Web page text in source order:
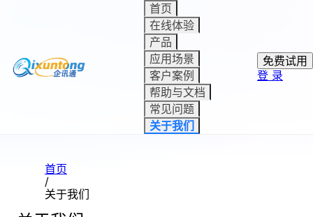
首页
在线体验
产品
应用场景
客户案例
帮助与文档
常见问题
关于我们
免费试用
登 录
首页
/
关于我们